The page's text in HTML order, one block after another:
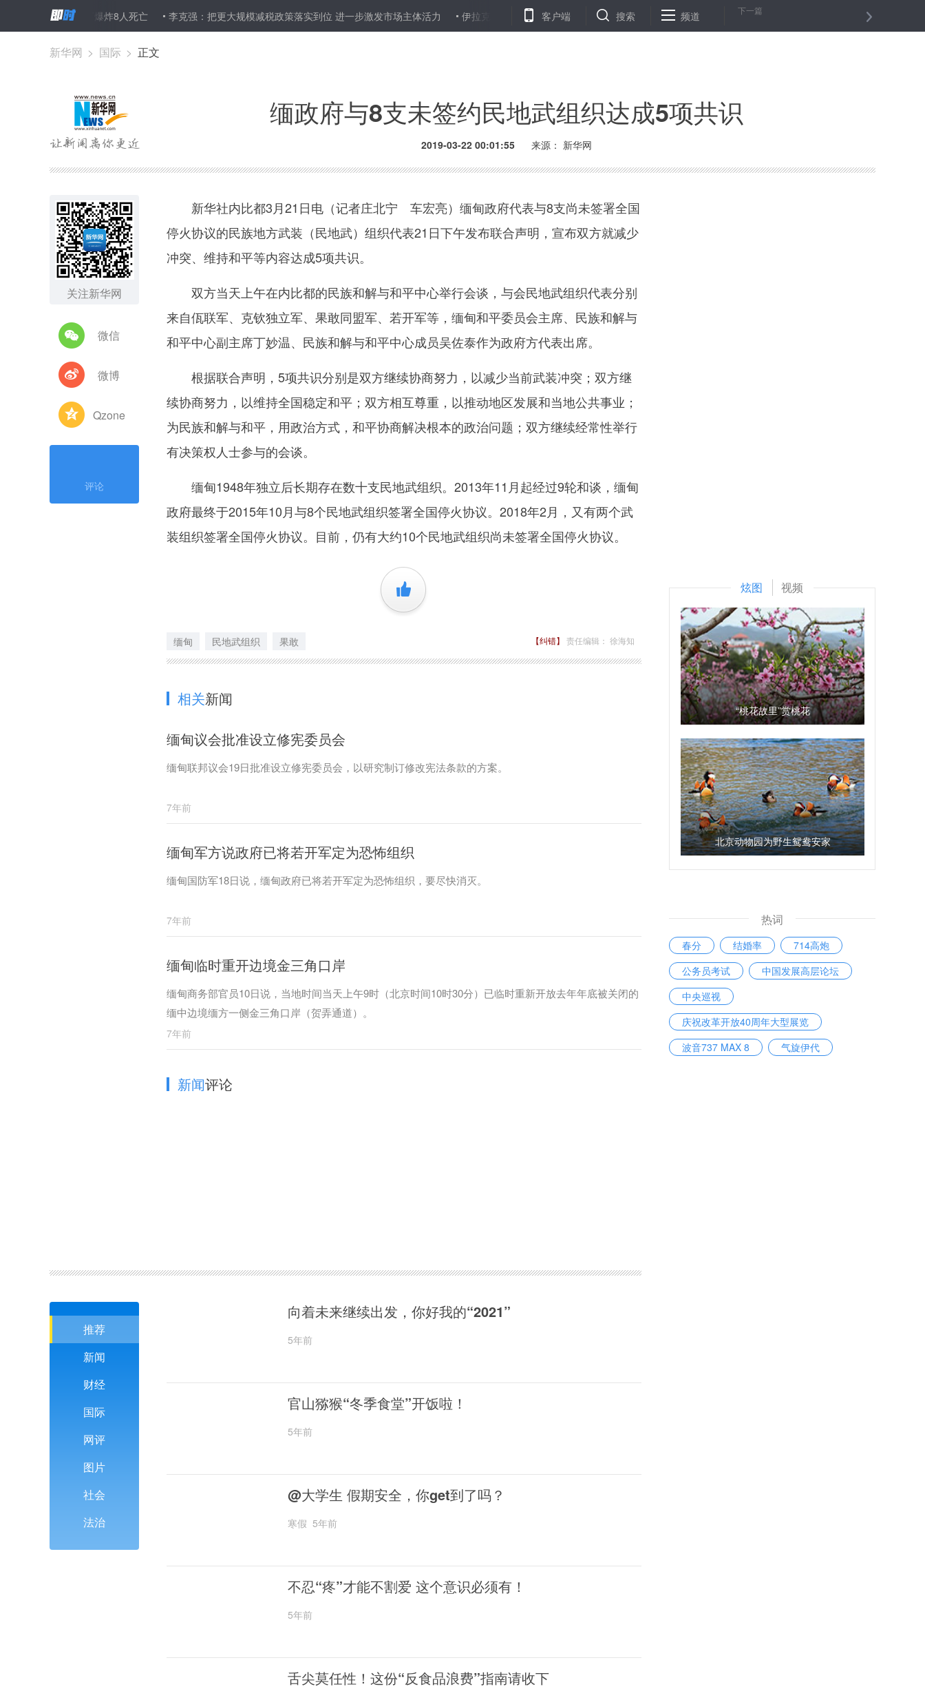
部一化工厂爆炸8人死亡 李克强：把更大规模减税政策落实到位 进一步激发市场主体活力 伊拉克北部一渡轮沉没至少55人遇难 彭博亚洲投资峰会：大湾区将带来新机遇 安永称“脱欧”导致金融服务业
客户端 搜索 频道 下一篇
新华网 > 国际 > 正文
缅政府与8支未签约民地武组织达成5项共识
2019-03-22 00:01:55 来源： 新华网
关注新华网
微信
微博
Qzone
评论
新华社内比都3月21日电（记者庄北宁 车宏亮）缅甸政府代表与8支尚未签署全国
停火协议的民族地方武装（民地武）组织代表21日下午发布联合声明，宣布双方就减少
冲突、维持和平等内容达成5项共识。
双方当天上午在内比都的民族和解与和平中心举行会谈，与会民地武组织代表分别
来自佤联军、克钦独立军、果敢同盟军、若开军等，缅甸和平委员会主席、民族和解与
和平中心副主席丁妙温、民族和解与和平中心成员吴佐泰作为政府方代表出席。
根据联合声明，5项共识分别是双方继续协商努力，以减少当前武装冲突；双方继
续协商努力，以维持全国稳定和平；双方相互尊重，以推动地区发展和当地公共事业；
为民族和解与和平，用政治方式，和平协商解决根本的政治问题；双方继续经常性举行
有决策权人士参与的会谈。
缅甸1948年独立后长期存在数十支民地武组织。2013年11月起经过9轮和谈，缅甸
政府最终于2015年10月与8个民地武组织签署全国停火协议。2018年2月，又有两个武
装组织签署全国停火协议。目前，仍有大约10个民地武组织尚未签署全国停火协议。
+1
缅甸 民地武组织 果敢 【纠错】 责任编辑： 徐海知
相关新闻
缅甸议会批准设立修宪委员会
缅甸联邦议会19日批准设立修宪委员会，以研究制订修改宪法条款的方案。
7年前
缅甸军方说政府已将若开军定为恐怖组织
缅甸国防军18日说，缅甸政府已将若开军定为恐怖组织，要尽快消灭。
7年前
缅甸临时重开边境金三角口岸
缅甸商务部官员10日说，当地时间当天上午9时（北京时间10时30分）已临时重新开放去年年底被关闭的
缅中边境缅方一侧金三角口岸（贺弄通道）。
7年前
新闻评论
推荐
新闻
财经
国际
网评
图片
社会
法治
向着未来继续出发，你好我的“2021”
5年前
官山猕猴“冬季食堂”开饭啦！
5年前
@大学生 假期安全，你get到了吗？
寒假 5年前
不忍“疼”才能不割爱 这个意识必须有！
5年前
舌尖莫任性！这份“反食品浪费”指南请收下
炫图 视频
“桃花故里”赏桃花
北京动物园为野生鸳鸯安家
热词
春分 结婚率
714高炮
公务员考试
中国发展高层论坛
中央巡视
庆祝改革开放40周年大型展览
波音737 MAX 8
气旋伊代